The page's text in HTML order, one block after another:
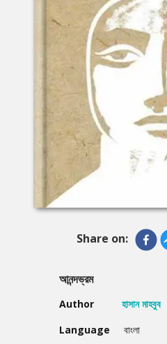
Share on:
আনন্দভ্রম
Author
হাসান মাহবুব
Language
বাংলা